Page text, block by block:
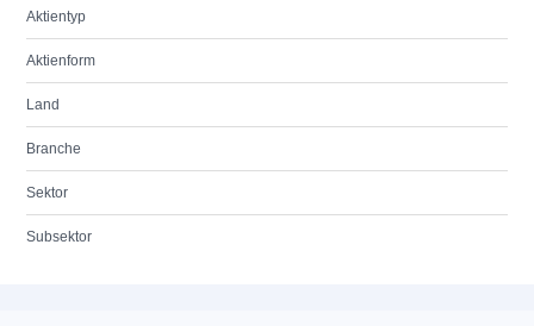
Aktientyp
Aktienform
Land
Branche
Sektor
Subsektor